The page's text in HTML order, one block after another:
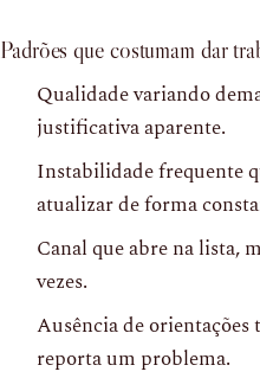
Padrões que costumam dar
Qualidade variando
justificativa aparente.
Instabilidade frequente
atualizar de forma
Canal que abre na lista,
vezes.
Ausência de orientações
reporta um problema.